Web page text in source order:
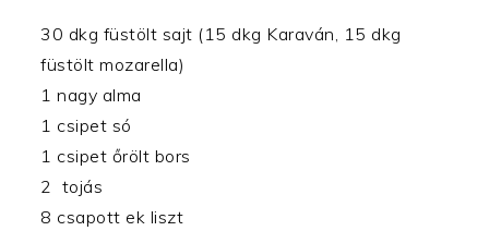
30 dkg füstölt sajt (15 dkg Karaván, 15 dkg
füstölt mozarella)
1 nagy alma
1 csipet só
1 csipet őrölt bors
2 tojás
8 csapott ek liszt